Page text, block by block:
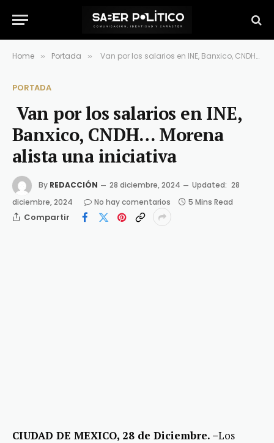
Home » Portada » Van por los salarios en INE, Banxico, CNDH… Morena alista una iniciativa
PORTADA
Van por los salarios en INE,
Banxico, CNDH… Morena
alista una iniciativa
By REDACCIÓN 28 diciembre, 2024 Updated: 28
diciembre, 2024
No hay comentarios 5 Mins Read
Compartir
CIUDAD DE MEXICO, 28 de Diciembre. –Los